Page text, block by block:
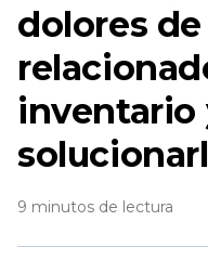
dolores
inventario
9 minutos de lectura